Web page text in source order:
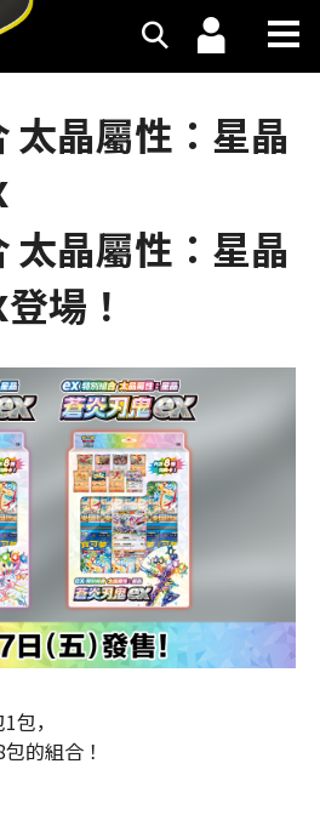
太晶屬性：星晶
太晶屬性：星晶
登場！
包，
的組合！